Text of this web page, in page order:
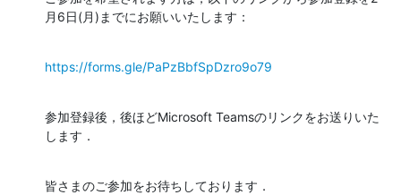
月6日(月)までにお願いいたします：
https://forms.gle/PaPzBbfSpDzro9o79
参加登録後，後ほどMicrosoft Teamsのリンクをお送りいた
します．
皆さまのご参加をお待ちしております．